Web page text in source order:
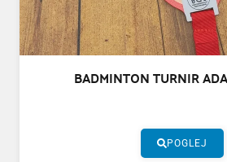
BADMINTON TURNIR
POGLEJ